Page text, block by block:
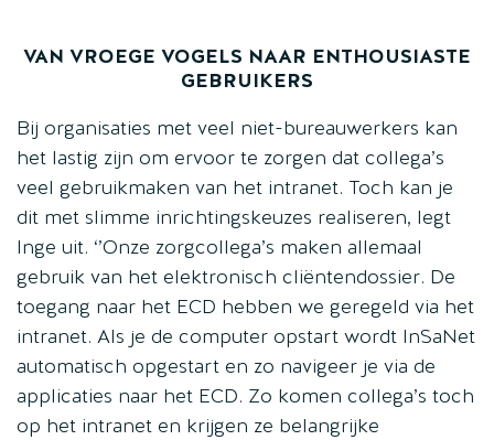
VAN VROEGE VOGELS NAAR ENTHOUSIASTE
GEBRUIKERS
Bij organisaties met veel niet-bureauwerkers kan
het lastig zijn om ervoor te zorgen dat collega’s
veel gebruikmaken van het intranet. Toch kan je
dit met slimme inrichtingskeuzes realiseren, legt
Inge uit. ‘’Onze zorgcollega’s maken allemaal
gebruik van het elektronisch cliëntendossier. De
toegang naar het ECD hebben we geregeld via het
intranet. Als je de computer opstart wordt InSaNet
automatisch opgestart en zo navigeer je via de
applicaties naar het ECD. Zo komen collega’s toch
op het intranet en krijgen ze belangrijke